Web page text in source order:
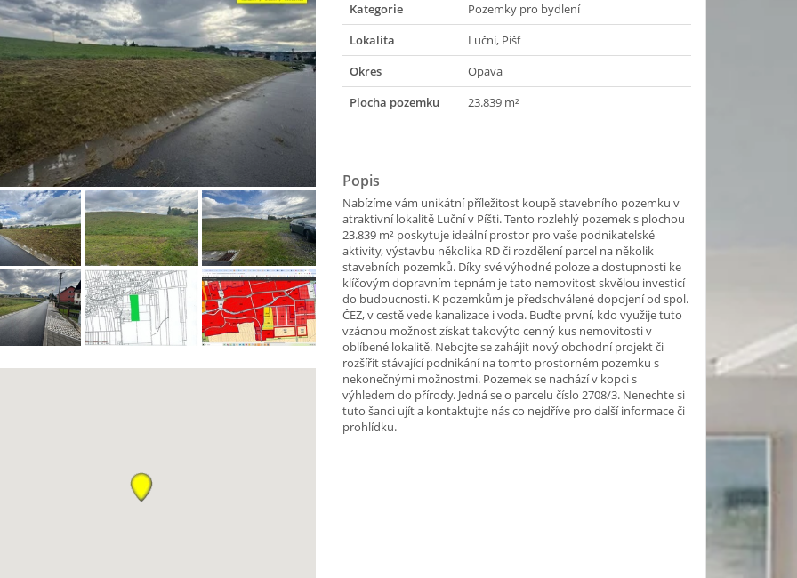
Kategorie
Pozemky pro bydlení
Lokalita
Luční, Píšť
Okres
Opava
Plocha pozemku
23.839 m²
Popis
Nabízíme vám unikátní příležitost koupě stavebního pozemku v
atraktivní lokalitě Luční v Píšti. Tento rozlehlý pozemek s plochou
23.839 m² poskytuje ideální prostor pro vaše podnikatelské
aktivity, výstavbu několika RD či rozdělení parcel na několik
stavebních pozemků. Díky své výhodné poloze a dostupnosti ke
klíčovým dopravním tepnám je tato nemovitost skvělou investicí
do budoucnosti. K pozemkům je předschválené dopojení od spol.
ČEZ, v cestě vede kanalizace i voda. Buďte první, kdo využije tuto
vzácnou možnost získat takovýto cenný kus nemovitosti v
oblíbené lokalitě. Nebojte se zahájit nový obchodní projekt či
rozšířit stávající podnikání na tomto prostorném pozemku s
nekonečnými možnostmi. Pozemek se nachází v kopci s
výhledem do přírody. Jedná se o parcelu číslo 2708/3. Nenechte si
tuto šanci ujít a kontaktujte nás co nejdříve pro další informace či
prohlídku.